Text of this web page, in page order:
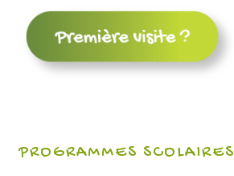
PROGRAMMES SCOLAIRES